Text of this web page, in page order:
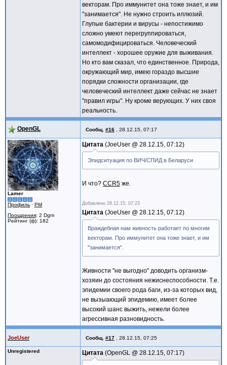
векторам. Про иммунитет она тоже знает, и им
"занимается". Не нужно строить иллюзий.
Глупые бактерии и вирусы - непостижимо
сложно умеют перегруппироваться,
самомодифицироваться. Человеческий
интеллект - хорошее оружие для выживания.
Но кто вам сказал, что единственное. Природа,
окружающий мир, имею гораздо высшие
порядки сложности организации, где
человеческий интеллект даже сейчас не знает
"правил игры". Ну кроме верующих. У них своя
реальность.
OpenGL Сообщ. #16 28.12.15, 07:17
Lamer
Профиль · PM
Поощрения: 2 Dgm
Рейтинг (ф): 182
Цитата JoeUser @ 28.12.15, 07:12
Эпидситуация по ВИЧ/СПИД в Беларуси
И что? CCR5 же.
Добавлено 28.12.15, 07:23
Цитата JoeUser @ 28.12.15, 07:12
Враждебная нам живность работает по многим
векторам. Про иммунитет она тоже знает, и им
"занимается".
Живности "не выгодно" доводить организм-
хозяин до состояния нежиснеспособности. Т.е.
эпидемии своего рода баги, из-за которых вид,
не вызыающий эпидемию, имеет более
высокий шанс выжить, нежели более
агрессивная разновидность.
JoeUser Сообщ. #17 28.12.15, 07:25
Unregistered Цитата OpenGL @ 28.12.15, 07:17